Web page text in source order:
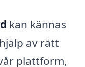
kan kännas
av rätt
plattform,